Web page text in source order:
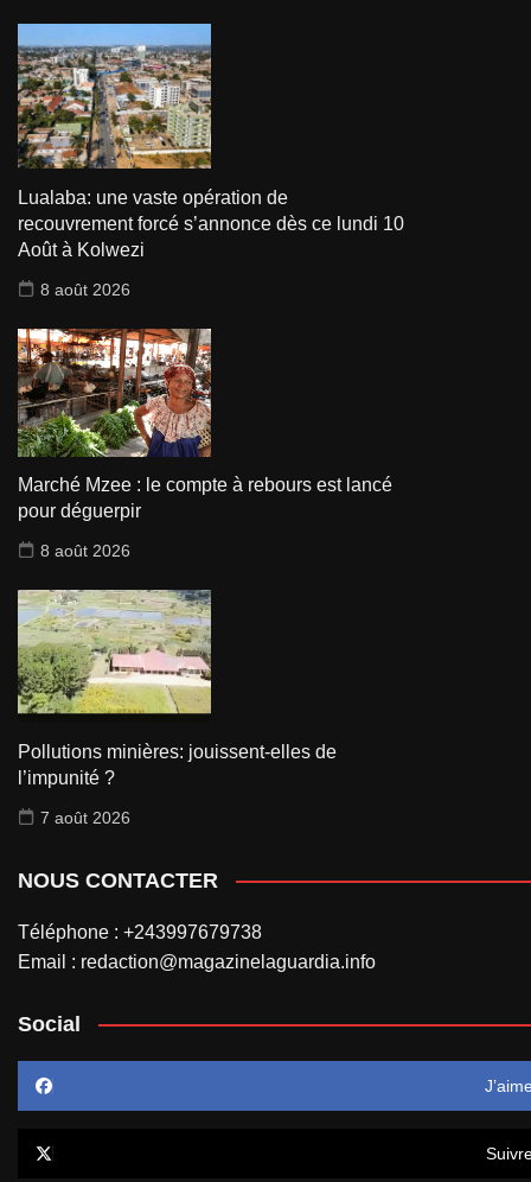
Lualaba: une vaste opération de
recouvrement forcé s’annonce dès ce lundi 10
Août à Kolwezi
8 août 2026
Marché Mzee : le compte à rebours est lancé
pour déguerpir
8 août 2026
Pollutions minières: jouissent-elles de
l’impunité ?
7 août 2026
NOUS CONTACTER
Téléphone : +243997679738
Email : redaction@magazinelaguardia.info
Social